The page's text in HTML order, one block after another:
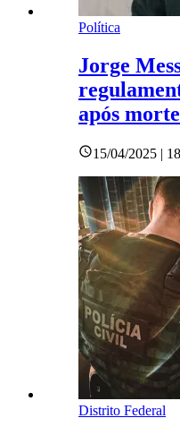
Política
Jorge
após
15/04/2025 |
Distrito Federal